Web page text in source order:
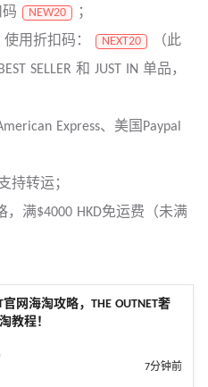
码
NEW20
；
用折扣码：
NEXT20
（此
SELLER 和 JUST IN 单品，
Express、美国Paypal
持转运；
满$4000 HKD免运费（未满
官网海淘攻略，THE OUTNET奢
教程！
7分钟前